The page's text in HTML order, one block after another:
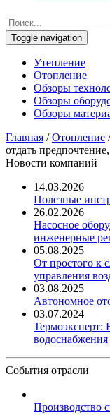
Toggle navigation
Утепление
Отопление
Обзоры
Обзоры
Обзоры
Главная /Отопление
отдать
Новости компаний
14.03.2026
Полезные
26.02.2026
Насосное
инженерные
05.08.2025
От простого к
управления
03.08.2025
Автономное
03.07.2024
Термоэксперт:
водоснабжения
События отрасли
Производство